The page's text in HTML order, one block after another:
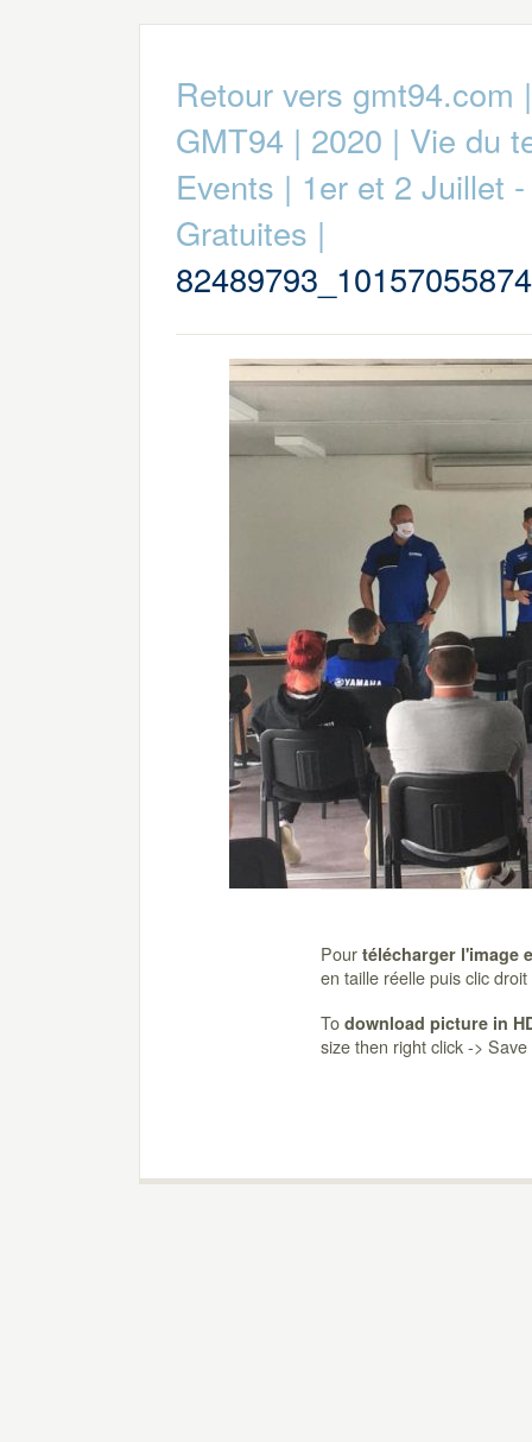
Retour vers gmt94.com
GMT94 | 2020 | Vie du
Events | 1er et 2 Juillet
Gratuites |
Pour télécharger l'image
en taille réelle puis clic
To download picture in
size then right click ->